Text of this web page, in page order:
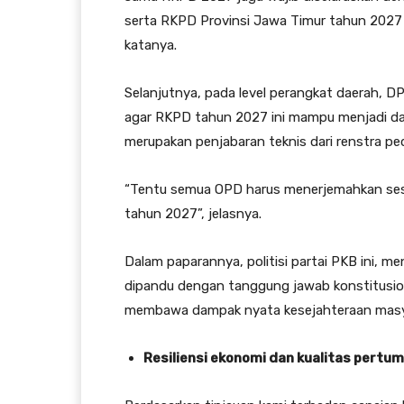
serta RKPD Provinsi Jawa Timur tahun
katanya.
Selanjutnya, pada level perangkat daerah,
agar RKPD tahun 2027 ini mampu menjadi
merupakan penjabaran teknis dari renstra
“Tentu semua OPD harus menerjemahkan
tahun 2027”, jelasnya.
Dalam paparannya, politisi partai PKB ini,
dipandu dengan tanggung jawab
membawa dampak nyata kesejahteraan
Resiliensi ekonomi dan kualitas